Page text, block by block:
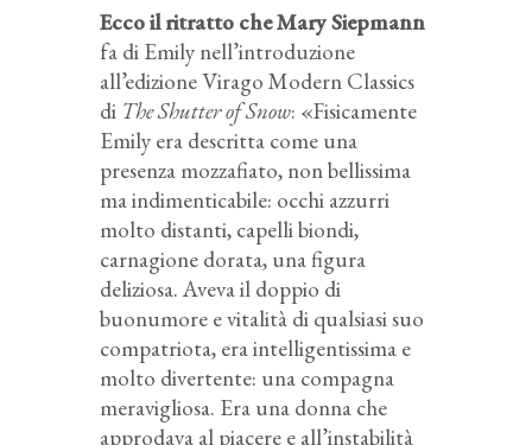
Ecco il ritratto che Mary Siepmann
fa di Emily nell’introduzione
all’edizione Virago Modern Classics
di The Shutter of Snow: «Fisicamente
Emily era descritta come una
presenza mozzafiato, non bellissima
ma indimenticabile: occhi azzurri
molto distanti, capelli biondi,
carnagione dorata, una figura
deliziosa. Aveva il doppio di
buonumore e vitalità di qualsiasi suo
compatriota, era intelligentissima e
molto divertente: una compagna
meravigliosa. Era una donna che
approdava al piacere e all’instabilità